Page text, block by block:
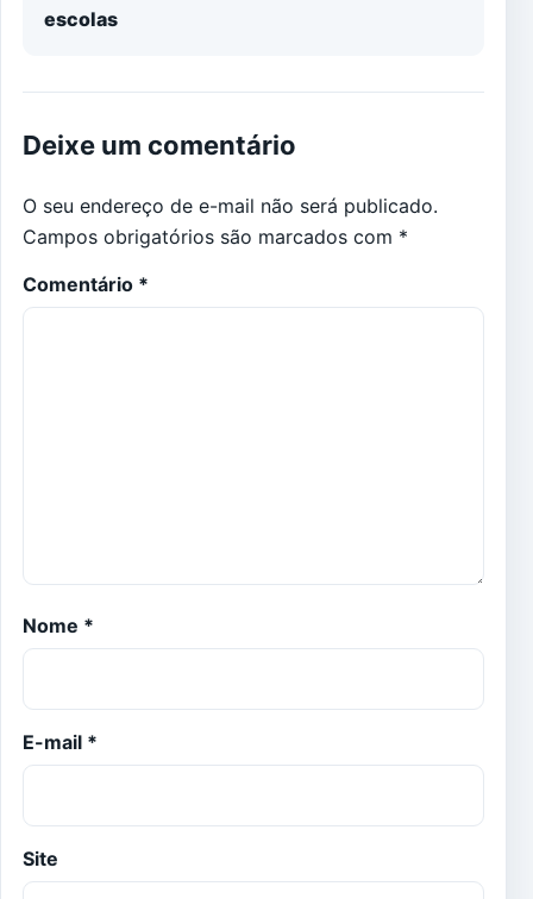
escolas
Deixe um comentário
O seu endereço de e-mail não será publicado.
Campos obrigatórios são marcados com *
Comentário *
Nome *
E-mail *
Site